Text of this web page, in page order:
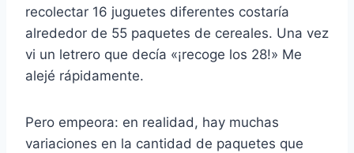
recolectar 16 juguetes diferentes costaría
alrededor de 55 paquetes de cereales. Una vez
vi un letrero que decía «¡recoge los 28!» Me
alejé rápidamente.
Pero empeora: en realidad, hay muchas
variaciones en la cantidad de paquetes que